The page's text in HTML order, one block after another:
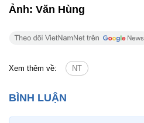
Ảnh: Văn Hùng
Xem thêm về: NT